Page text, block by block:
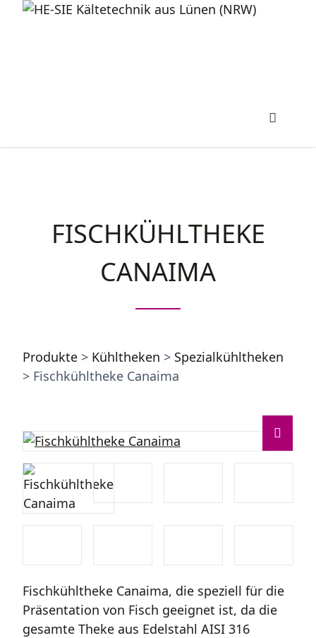
FISCHKÜHLTHEKE
CANAIMA
Produkte > Kühltheken > Spezialkühltheken
> Fischkühltheke Canaima
Fischkühltheke Canaima, die speziell für die
Präsentation von Fisch geeignet ist, da die
gesamte Theke aus Edelstahl AISI 316